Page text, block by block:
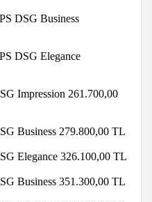
DSG Business
DSG Elegance
Impression 261.700,00
Business 279.800,00 TL
Elegance 326.100,00 TL
Business 351.300,00 TL